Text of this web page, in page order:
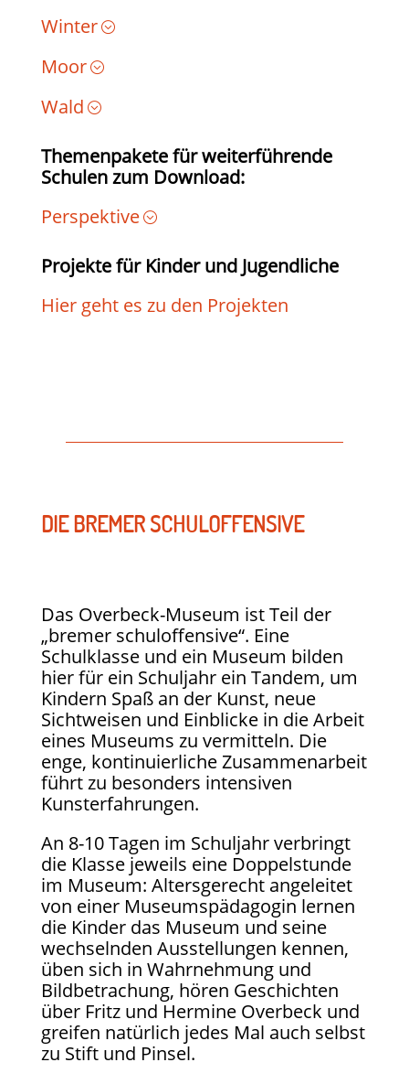
Winter
Moor
Wald
Themenpakete für weiterführende
Schulen zum Download:
Perspektive
Projekte für Kinder und Jugendliche
Hier geht es zu den Projekten
DIE BREMER SCHULOFFENSIVE
Das Overbeck-Museum ist Teil der
„bremer schuloffensive“. Eine
Schulklasse und ein Museum bilden
hier für ein Schuljahr ein Tandem, um
Kindern Spaß an der Kunst, neue
Sichtweisen und Einblicke in die Arbeit
eines Museums zu vermitteln. Die
enge, kontinuierliche Zusammenarbeit
führt zu besonders intensiven
Kunsterfahrungen.
An 8-10 Tagen im Schuljahr verbringt
die Klasse jeweils eine Doppelstunde
im Museum: Altersgerecht angeleitet
von einer Museumspädagogin lernen
die Kinder das Museum und seine
wechselnden Ausstellungen kennen,
üben sich in Wahrnehmung und
Bildbetrachung, hören Geschichten
über Fritz und Hermine Overbeck und
greifen natürlich jedes Mal auch selbst
zu Stift und Pinsel.